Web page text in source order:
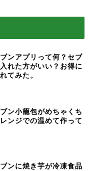
ンアプリって何？セブ
れた方がいい？お得に
てみた。
ン小籠包がめちゃくち
ンジでの温めて作って
ンに焼き芋が冷凍食品